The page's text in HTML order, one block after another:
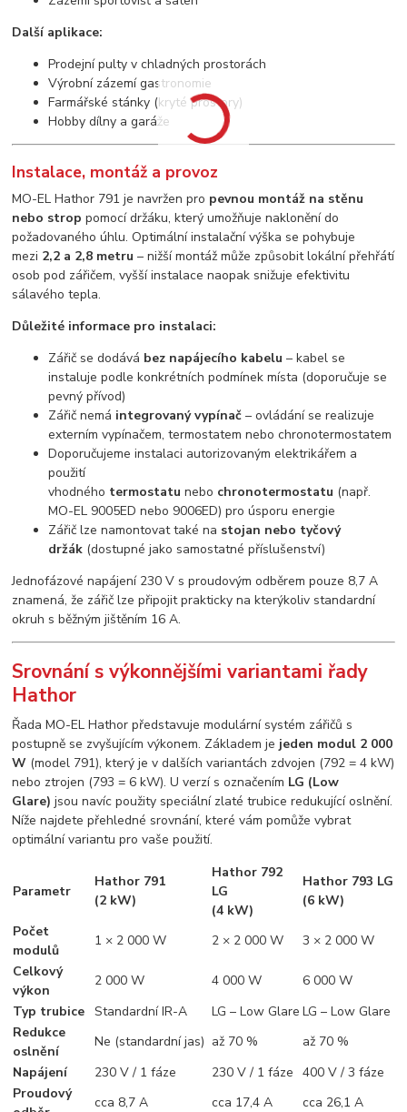
Další aplikace:
Prodejní pulty v chladných prostorách
Výrobní zázemí gastronomie
Farmářské stánky (kryté prostory)
Hobby dílny a garáže
Instalace, montáž a provoz
MO-EL Hathor 791 je navržen pro pevnou montáž na stěnu
nebo strop pomocí držáku, který umožňuje naklonění do
požadovaného úhlu. Optimální instalační výška se pohybuje
mezi 2,2 a 2,8 metru – nižší montáž může způsobit lokální přehřátí
osob pod zářičem, vyšší instalace naopak snižuje efektivitu
sálavého tepla.
Důležité informace pro instalaci:
Zářič se dodává bez napájecího kabelu – kabel se
instaluje podle konkrétních podmínek místa (doporučuje se
pevný přívod)
Zářič nemá integrovaný vypínač – ovládání se realizuje
externím vypínačem, termostatem nebo chronotermostatem
Doporučujeme instalaci autorizovaným elektrikářem a
použití
vhodného termostatu nebo chronotermostatu (např.
MO-EL 9005ED nebo 9006ED) pro úsporu energie
Zářič lze namontovat také na stojan nebo tyčový
držák (dostupné jako samostatné příslušenství)
Jednofázové napájení 230 V s proudovým odběrem pouze 8,7 A
znamená, že zářič lze připojit prakticky na kterýkoliv standardní
okruh s běžným jištěním 16 A.
Srovnání s výkonnějšími variantami řady
Hathor
Řada MO-EL Hathor představuje modulární systém zářičů s
postupně se zvyšujícím výkonem. Základem je jeden modul 2 000
W (model 791), který je v dalších variantách zdvojen (792 = 4 kW)
nebo ztrojen (793 = 6 kW). U verzí s označením LG (Low
Glare) jsou navíc použity speciální zlaté trubice redukující oslnění.
Níže najdete přehledné srovnání, které vám pomůže vybrat
optimální variantu pro vaše použití.
Parametr
Hathor 791
(2 kW)
Hathor 792
LG
(4 kW)
Hathor 793 LG
(6 kW)
Počet
modulů
1 × 2 000 W 2 × 2 000 W
3 × 2 000 W
Celkový
výkon
2 000 W 4 000 W
6 000 W
Typ trubice Standardní IR-A LG – Low Glare LG – Low Glare
Redukce
oslnění
Ne (standardní jas) až 70 %
až 70 %
Napájení
230 V / 1 fáze 230 V / 1 fáze 400 V / 3 fáze
Proudový
cca 8,7 A cca 17,4 A
cca 26,1 A